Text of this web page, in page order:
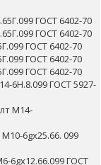
ГОСТ 6402-70
ГОСТ 6402-70
ГОСТ 6402-70
ГОСТ 6402-70
ГОСТ 6402-70
6Н.8.099 ГОСТ 5927-
М14-
6gх25.66. 099
6gх12.66.099 ГОСТ